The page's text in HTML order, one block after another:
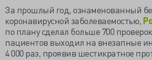
За прошлый год, ознаменованный
коронавирусной заболеваемостью,
по плану сделал больше 700
пациентов выходил на внезапные
4 000 раз, проявив шестикратное